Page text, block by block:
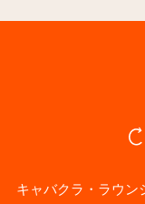
キャバクラ・ラウン